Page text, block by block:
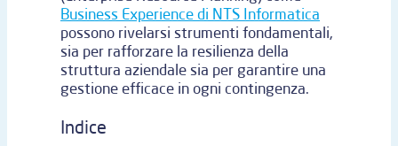
Business Experience di NTS Informatica
possono rivelarsi strumenti fondamentali,
sia per rafforzare la resilienza della
struttura aziendale sia per garantire una
gestione efficace in ogni contingenza.
Indice